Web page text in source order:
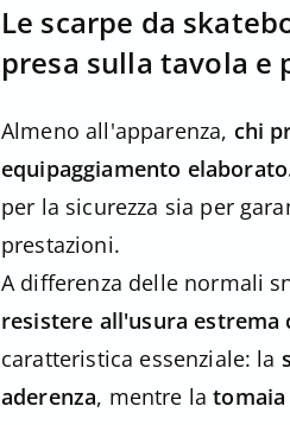
Le scarpe da
presa sulla tavola e
Almeno all'apparenza, chi
equipaggiamento
per la sicurezza sia per
prestazioni.
A differenza delle normali
resistere all'usura estrema
caratteristica essenziale: la
aderenza, mentre la